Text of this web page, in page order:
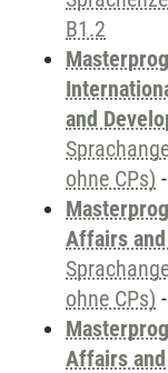
B1.2
and
ohne CPs) -
Affairs
ohne CPs) -
Affairs